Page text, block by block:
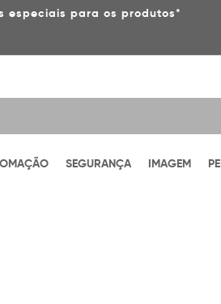
especiais para os produtos*
SEGURANÇA IMAGEM